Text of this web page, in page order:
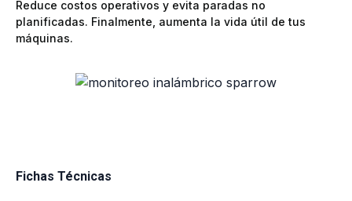
Reduce costos operativos y evita paradas no
planificadas. Finalmente, aumenta la vida útil de tus
máquinas.
Fichas Técnicas